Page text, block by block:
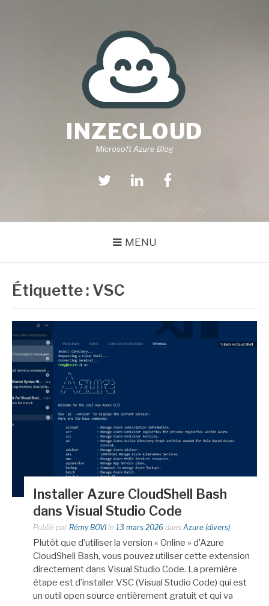
INZECLOUD
Microsoft Azure Blog
Twitter LinkedinFacebook
MENU
Étiquette : VSC
Installer Azure CloudShell Bash
dans Visual Studio Code
Publié par Rémy BOVI le 13 mars 2026 dans Azure (divers)
Plutôt que d’utiliser la version « Online » d’Azure
CloudShell Bash, vous pouvez utiliser cette extension
directement dans Visual Studio Code. La première
étape est d’installer VSC (Visual Studio Code) qui est
un outil open source entièrement gratuit et qui va